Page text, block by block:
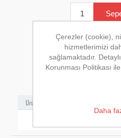
Ürün Açıklaması
Çerezler (cookie),
hizmetlerimizi
sağlamaktadır.
Korunması Politikası
Daha